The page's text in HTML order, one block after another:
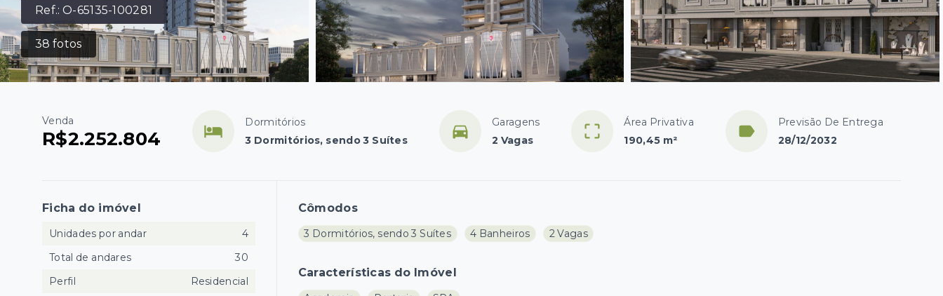
Ref.:O-65135-100281
38 fotos
Venda
R$2.252.804
Dormitórios
3 Dormitórios, sendo 3 Suítes
Garagens
2 Vagas
Área Privativa
190,45 m²
Previsão De Entrega
28/12/2032
Cômodos
3 Dormitórios, sendo 3 Suítes 4 Banheiros 2 Vagas
Características do Imóvel
Ficha do imóvel
Unidades por andar
4
Total de andares
30
Perfil
Residencial